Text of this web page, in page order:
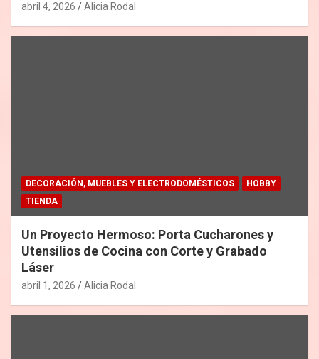
abril 4, 2026 Alicia Rodal
DECORACIÓN, MUEBLES Y ELECTRODOMÉSTICOS
HOBBY
TIENDA
Un Proyecto Hermoso: Porta Cucharones y
Utensilios de Cocina con Corte y Grabado
Láser
abril 1, 2026 Alicia Rodal